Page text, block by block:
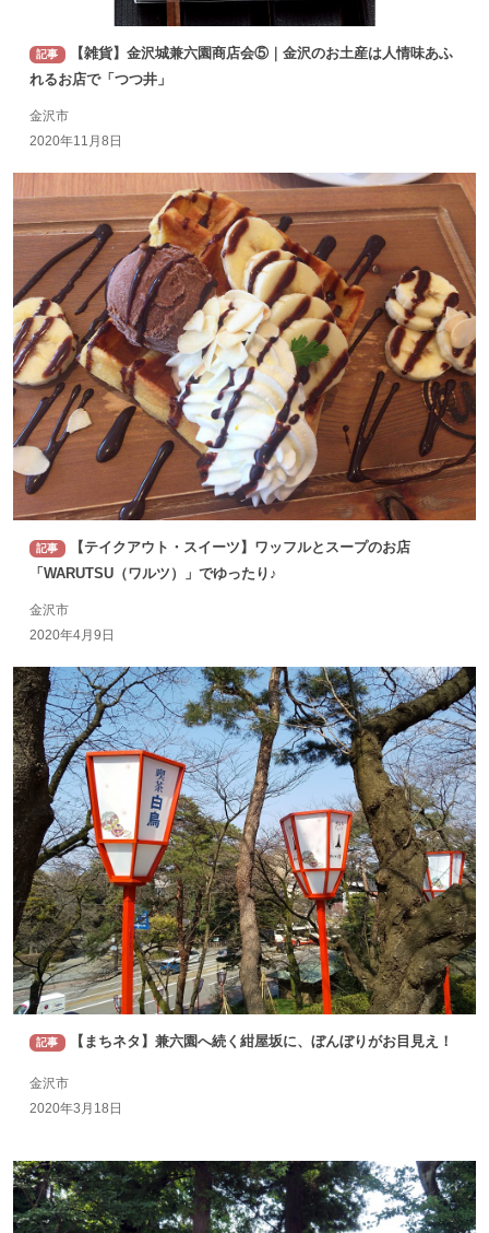
記事
【雑貨】金沢城兼六園商店会⑤｜金沢のお土産は人情味あふ
れるお店で「つつ井」
金沢市
2020年11月8日
記事
【テイクアウト・スイーツ】ワッフルとスープのお店
「WARUTSU（ワルツ）」でゆったり♪
金沢市
2020年4月9日
記事 【まちネタ】兼六園へ続く紺屋坂に、ぼんぼりがお目見え！
金沢市
2020年3月18日